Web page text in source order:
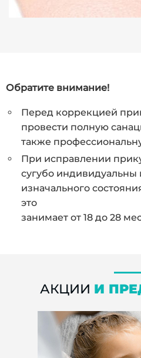
Обратите внимание!
Перед коррекцией
провести полную
также
При исправлении
сугубо индивидуальны
изначального
это
занимает от 18 до 28
АКЦИИ И